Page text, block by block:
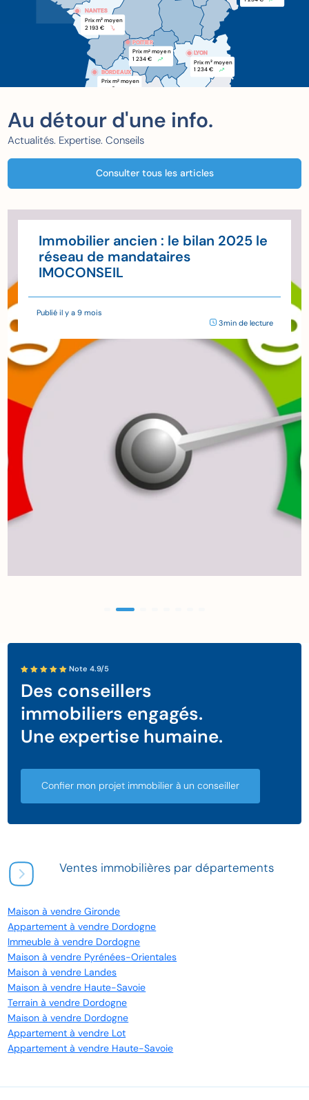
NANTES
Prix m2 moyen
2 193 €
BORDEAUX
BORDEAUX
Prix m2 moyen
xxx €
POITIER
POITIER
Prix m2 moyen
1 234 €
LYON
Prix m2 moyen
1 234 €
Au détour d'une info.
Actualités. Expertise. Conseils
Consulter tous les articles
Immobilier ancien : le bilan 2025 le
réseau de mandataires
IMOCONSEIL
Publié il y a 9 mois
3min de lecture
Note 4.9/5
Des conseillers
immobiliers engagés.
Une expertise humaine.
Confier mon projet immobilier à un conseiller
Ventes immobilières par départements
Maison à vendre Gironde
Appartement à vendre Dordogne
Immeuble à vendre Dordogne
Maison à vendre Pyrénées-Orientales
Maison à vendre Landes
Maison à vendre Haute-Savoie
Terrain à vendre Dordogne
Maison à vendre Dordogne
Appartement à vendre Lot
Appartement à vendre Haute-Savoie